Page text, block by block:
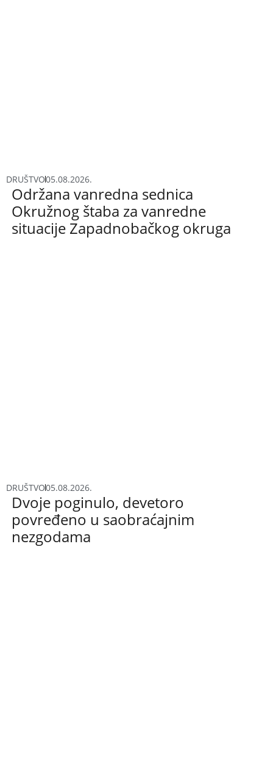
DRUŠTVO05.08.2026.
Održana vanredna sednica
Okružnog štaba za vanredne
situacije Zapadnobačkog okruga
DRUŠTVO05.08.2026.
Dvoje poginulo, devetoro
povređeno u saobraćajnim
nezgodama